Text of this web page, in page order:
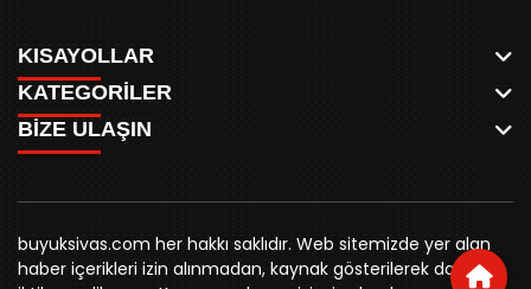
KISAYOLLAR
ANASAYFA
AKSU CANLI
MEYDAN CANLI
MEDRESELER CANLI
MERAKÜM CANLI
YUKARI TEKKE CANLI
KURUMSAL KİMLİK
KATEGORİLER
WHATSAPP
SPOR
SİYASET
BELEDİYE
SİVAS VALİLİĞİ
ÜNİVERSİTE
BİZE ULAŞIN
0346 221 00 60
buyuksivashaber@gmail.com
Örtülüpınar Mah. İnönü Bulvarı Özkahya Apt. Kat:3 D:7
buyuksivas.com her hakkı saklıdır. Web sitemizde yer alan
haber içerikleri izin alınmadan, kaynak gösterilerek dahi